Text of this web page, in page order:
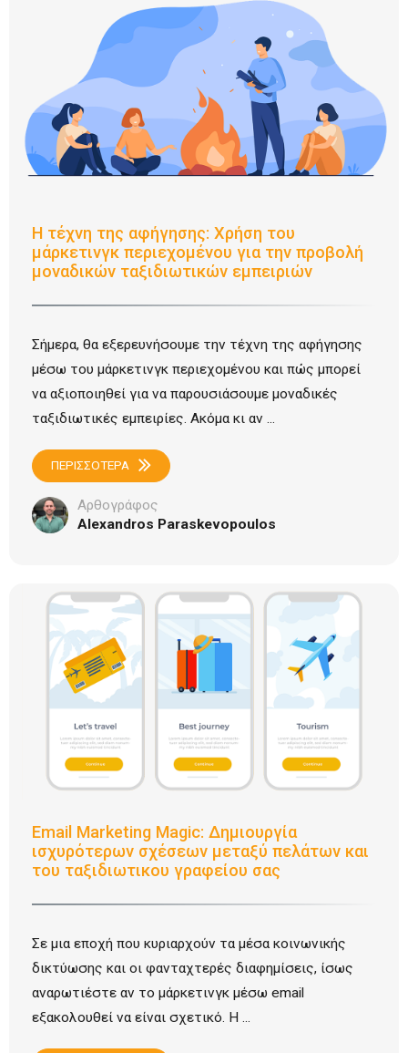
Η τέχνη της αφήγησης: Χρήση του
μάρκετινγκ περιεχομένου για την προβολή
μοναδικών ταξιδιωτικών εμπειριών
Σήμερα, θα εξερευνήσουμε την τέχνη της αφήγησης
μέσω του μάρκετινγκ περιεχομένου και πώς μπορεί
να αξιοποιηθεί για να παρουσιάσουμε μοναδικές
ταξιδιωτικές εμπειρίες. Ακόμα κι αν ...
ΠΕΡΙΣΣΟΤΕΡΑ
Αρθογράφος
Alexandros Paraskevopoulos
Email Marketing Magic: Δημιουργία
ισχυρότερων σχέσεων μεταξύ πελάτων και
του ταξιδιωτικου γραφείου σας
Σε μια εποχή που κυριαρχούν τα μέσα κοινωνικής
δικτύωσης και οι φανταχτερές διαφημίσεις, ίσως
αναρωτιέστε αν το μάρκετινγκ μέσω email
εξακολουθεί να είναι σχετικό. Η ...